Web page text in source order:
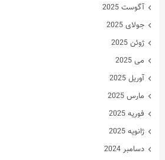
آگوست 2025
جولای 2025
ژوئن 2025
می 2025
آوریل 2025
مارس 2025
فوریه 2025
ژانویه 2025
دسامبر 2024